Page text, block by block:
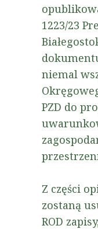
1223/23
niemal
PZD do
Z części
zostaną
ROD